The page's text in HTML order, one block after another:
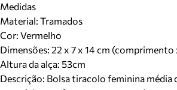
Medidas
Material: Tramados
Cor: Vermelho
Dimensões: 22 x 7 x 14 cm
Altura da alça: 53cm
Descrição: Bolsa tiracolo feminina média